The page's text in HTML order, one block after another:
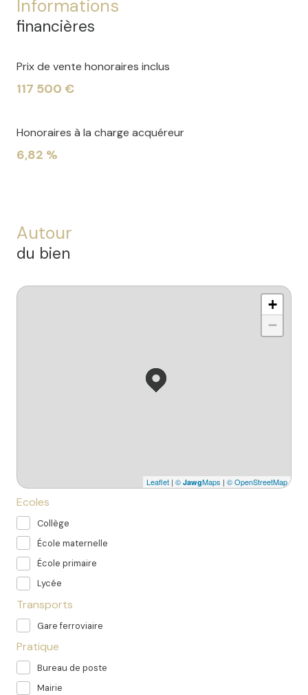
Informations
financières
Prix de vente honoraires inclus
117 500 €
Honoraires à la charge acquéreur
6,82 %
Autour
du bien
+
−
Leaflet | © JawgMaps | © OpenStreetMap
Ecoles
Collège
École maternelle
École primaire
Lycée
Transports
Gare ferroviaire
Pratique
Bureau de poste
Mairie